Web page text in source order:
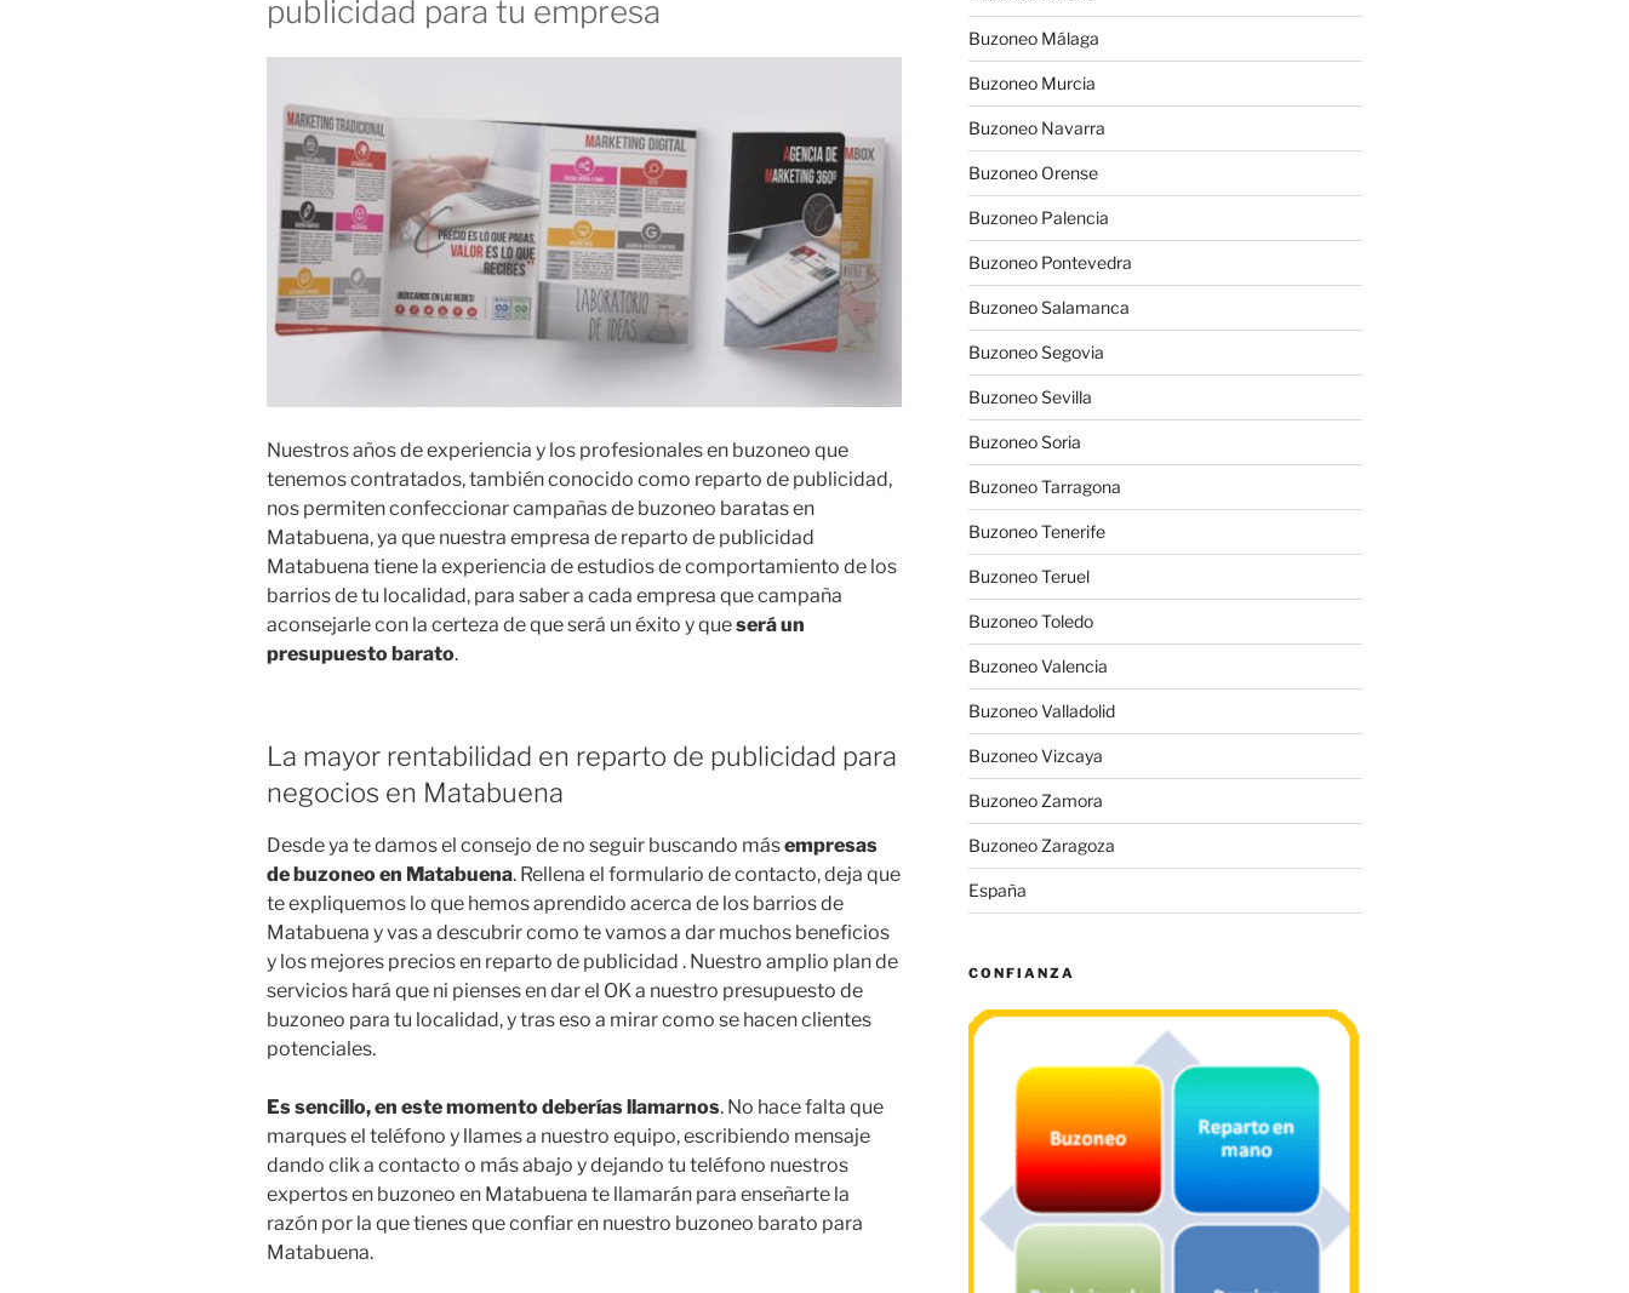
publicidad para tu empresa
Nuestros años de experiencia y los profesionales en buzoneo que
tenemos contratados, también conocido como reparto de publicidad,
nos permiten confeccionar campañas de buzoneo baratas en
Matabuena, ya que nuestra empresa de reparto de publicidad
Matabuena tiene la experiencia de estudios de comportamiento de los
barrios de tu localidad, para saber a cada empresa que campaña
aconsejarle con la certeza de que será un éxito y queserá un
presupuesto barato.
La mayor rentabilidad en reparto de publicidad para
negocios en Matabuena
Desde ya te damos el consejo de no seguir buscando másempresas
de buzoneo en Matabuena. Rellena el formulario de contacto, deja que
te expliquemos lo que hemos aprendido acerca de los barrios de
Matabuena y vas a descubrir como te vamos a dar muchos beneficios
y los mejores precios en reparto de publicidad . Nuestro amplio plan de
servicios hará que ni pienses en dar el OK a nuestro presupuesto de
buzoneo para tu localidad, y tras eso a mirar como se hacen clientes
potenciales.
Es sencillo, en este momento deberías llamarnos. No hace falta que
marques el teléfono y llames a nuestro equipo, escribiendo mensaje
dando clik a contacto o más abajo y dejando tu teléfono nuestros
expertos en buzoneo en Matabuena te llamarán para enseñarte la
razón por la que tienes que confiar en nuestro buzoneo barato para
Matabuena.
Buzoneo Málaga
Buzoneo Murcia
Buzoneo Navarra
Buzoneo Orense
Buzoneo Palencia
Buzoneo Pontevedra
Buzoneo Salamanca
Buzoneo Segovia
Buzoneo Sevilla
Buzoneo Soria
Buzoneo Tarragona
Buzoneo Tenerife
Buzoneo Teruel
Buzoneo Toledo
Buzoneo Valencia
Buzoneo Valladolid
Buzoneo Vizcaya
Buzoneo Zamora
Buzoneo Zaragoza
España
CONFIANZA